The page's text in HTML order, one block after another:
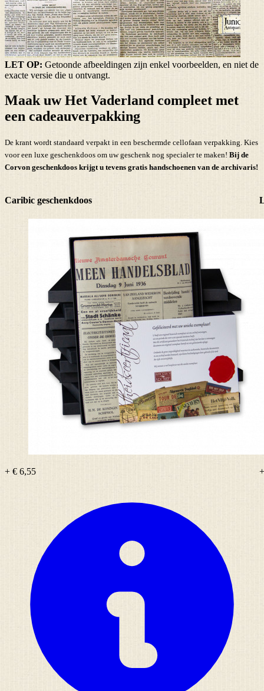
LET OP: Getoonde afbeeldingen zijn enkel voorbeelden, en niet de
exacte versie die u ontvangt.
Maak uw Het Vaderland compleet met
een cadeauverpakking
De krant wordt standaard verpakt in een beschermde cellofaan verpakking. Kies
voor een luxe geschenkdoos om uw geschenk nog specialer te maken! Bij de
Corvon geschenkdoos krijgt u tevens gratis handschoenen van de archivaris!
Caribic geschenkdoos
+ € 6,55